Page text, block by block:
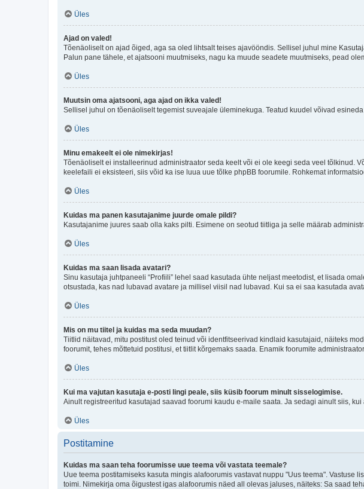
Üles
Ajad on valed!
Tõenäoliselt on ajad õiged, aga sa oled lihtsalt teises ajavööndis. Sellisel juhul mine
Palun pane tähele, et ajatsooni muutmiseks, nagu ka muude seadete muutmiseks, pead
Üles
Muutsin oma ajatsooni, aga ajad on ikka valed!
Sellisel juhul on tõenäoliselt tegemist suveajale üleminekuga. Teatud kuudel võivad
Üles
Minu emakeelt ei ole nimekirjas!
Tõenäoliselt ei installeerinud administraator seda keelt või ei ole keegi seda veel tõlkinud.
keelefaili ei eksisteeri, siis võid ka ise luua uue tõlke phpBB foorumile. Rohkemat
Üles
Kuidas ma panen kasutajanime juurde omale pildi?
Kasutajanime juures saab olla kaks pilti. Esimene on seotud tiitliga ja selle määrab
Üles
Kuidas ma saan lisada avatari?
Sinu kasutaja juhtpaneeli “Profiili” lehel saad kasutada ühte neljast meetodist, et lisada
otsustada, kas nad lubavad avatare ja millisel viisil nad lubavad. Kui sa ei saa kasutada
Üles
Mis on mu tiitel ja kuidas ma seda muudan?
Tiitlid näitavad, mitu postitust oled teinud või identfitseerivad kindlaid kasutajaid, näiteks
foorumit, tehes mõttetuid postitusi, et tiitlit kõrgemaks saada. Enamik foorumite
Üles
Kui ma vajutan kasutaja e-posti lingi peale, siis küsib foorum minult sisselogimise.
Ainult registreeritud kasutajad saavad foorumi kaudu e-maile saata. Ja sedagi ainult siis,
Üles
Postitamine
Kuidas ma saan teha foorumisse uue teema või vastata teemale?
Uue teema postitamiseks kasuta mingis alafoorumis vastavat nuppu "Uus teema". Vastuse
toimi. Nimekirja oma õigustest igas alafoorumis näed all olevas jaluses, näiteks: Sa saad